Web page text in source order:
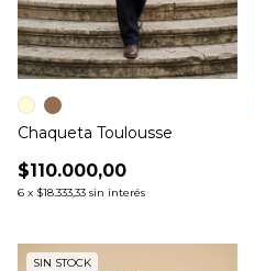
Chaqueta Toulousse
$110.000,00
6 x $18.333,33 sin interés
SIN STOCK